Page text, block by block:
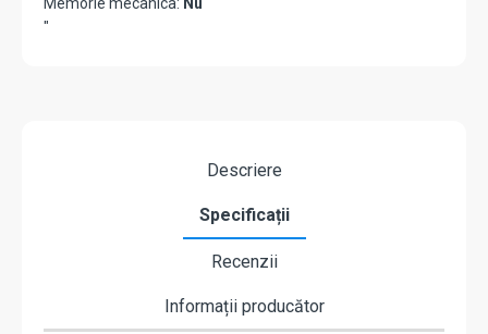
Memorie mecanica: Nu
"
Descriere
Specificații
Recenzii
Informații producător